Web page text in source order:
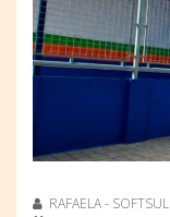
RAFAELA - SOFTSUL